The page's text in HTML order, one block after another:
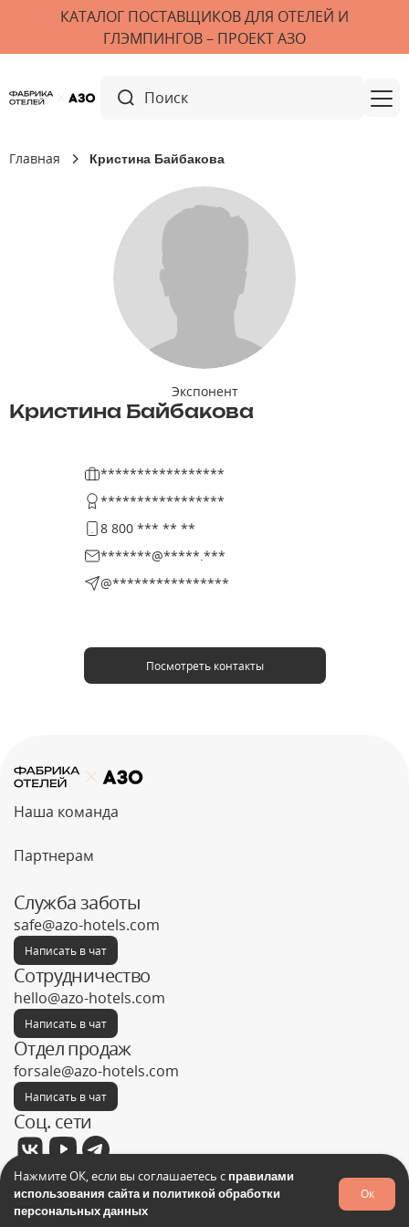
КАТАЛОГ ПОСТАВЩИКОВ ДЛЯ ОТЕЛЕЙ И
ГЛЭМПИНГОВ – ПРОЕКТ АЗО
Главная Кристина Байбакова
Экспонент
Кристина Байбакова
*****************
*****************
8 800 *** ** **
*******@*****.***
@****************
Посмотреть контакты
Наша команда
Партнерам
Служба заботы
safe@azo-hotels.com
Написать в чат
Сотрудничество
hello@azo-hotels.com
Написать в чат
Отдел продаж
forsale@azo-hotels.com
Написать в чат
Соц. сети
Фабрика отелей © 2026
Запрос на поиск товара
Нажмите ОК, если вы соглашаетесь с правилами
использования сайта и политикой обработки
персональных данных
Ок